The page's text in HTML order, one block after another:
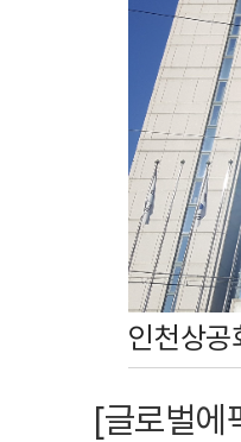
인천상공
[글로벌에